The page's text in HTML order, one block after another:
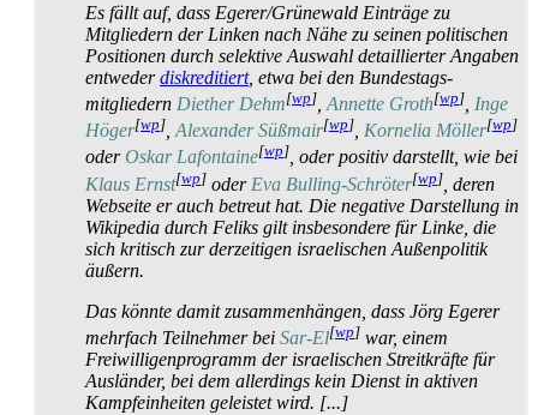
Es fällt auf, dass Egerer/Grünewald Einträge zu
Mitgliedern der Linken nach Nähe zu seinen politischen
Positionen durch selektive Auswahl detaillierter Angaben
entwederdiskreditiert, etwa bei den Bundestags­
mitgliedern Diether Dehm[wp] Annette Groth[wp] Inge
Höger[wp] Alexander Süßmair[wp] Kornelia Möller[wp]
oderOskar Lafontaine[wp], oder positiv darstellt, wie bei
Klaus Ernst[wp] oder Eva Bulling-Schröter[wp] , deren
Webseite er auch betreut hat. Die negative Darstellung in
Wikipedia durch Feliks gilt insbesondere für Linke, die
sich kritisch zur derzeitigen israelischen Außenpolitik
äußern.
Das könnte damit zusammen­hängen, dass Jörg Egerer
mehrfach Teilnehmer bei Sar-El[wp] war, einem
Freiwilligen­programm der israelischen Streitkräfte für
Ausländer, bei dem allerdings kein Dienst in aktiven
Kampf­einheiten geleistet wird. [...]